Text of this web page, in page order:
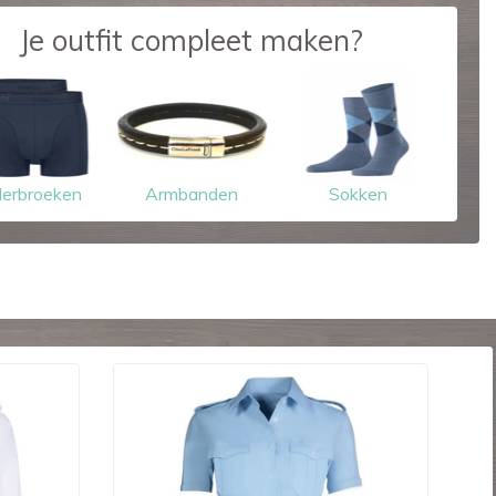
Je outfit compleet maken?
Armbanden Sokken